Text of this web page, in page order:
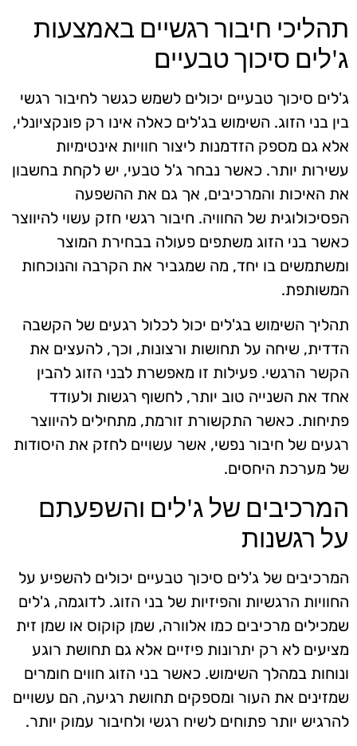
תהליכי חיבור רגשיים באמצעות
ג'לים סיכוך טבעיים
ג'לים סיכוך טבעיים יכולים לשמש כגשר לחיבור רגשי
בין בני הזוג. השימוש בג'לים כאלה אינו רק פונקציונלי,
אלא גם מספק הזדמנות ליצור חוויות אינטימיות
עשירות יותר. כאשר נבחר ג'ל טבעי, יש לקחת בחשבון
את האיכות והמרכיבים, אך גם את ההשפעה
הפסיכולוגית של החוויה. חיבור רגשי חזק עשוי להיווצר
כאשר בני הזוג משתפים פעולה בבחירת המוצר
ומשתמשים בו יחד, מה שמגביר את הקרבה והנוכחות
המשותפת.
תהליך השימוש בג'לים יכול לכלול רגעים של הקשבה
הדדית, שיחה על תחושות ורצונות, וכך, להעצים את
הקשר הרגשי. פעילות זו מאפשרת לבני הזוג להבין
אחד את השנייה טוב יותר, לחשוף רגשות ולעודד
פתיחות. כאשר התקשורת זורמת, מתחילים להיווצר
רגעים של חיבור נפשי, אשר עשויים לחזק את היסודות
של מערכת היחסים.
המרכיבים של ג'לים והשפעתם
על רגשנות
המרכיבים של ג'לים סיכוך טבעיים יכולים להשפיע על
החוויות הרגשיות והפיזיות של בני הזוג. לדוגמה, ג'לים
שמכילים מרכיבים כמו אלוורה, שמן קוקוס או שמן זית
מציעים לא רק יתרונות פיזיים אלא גם תחושת רוגע
ונוחות במהלך השימוש. כאשר בני הזוג חווים חומרים
שמזינים את העור ומספקים תחושת רגיעה, הם עשויים
להרגיש יותר פתוחים לשיח רגשי ולחיבור עמוק יותר.